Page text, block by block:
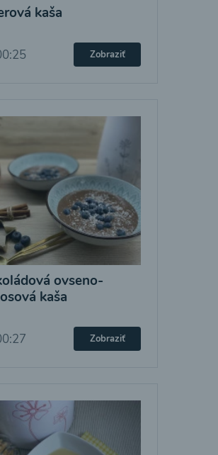
kaša
Zobraziť
ovseno-
kaša
Zobraziť